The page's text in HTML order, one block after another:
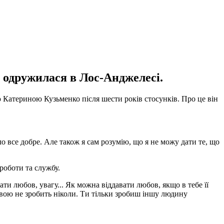
в Лос-Анджелесі.
Кузьменко після шести років стосунків. Про це він
все добре. Але також я сам розумію, що я не можу дати те, що
та службу.
любов, увагу... Як можна віддавати любов, якщо в тебе її
не зробить ніколи. Ти тільки зробиш іншу людину